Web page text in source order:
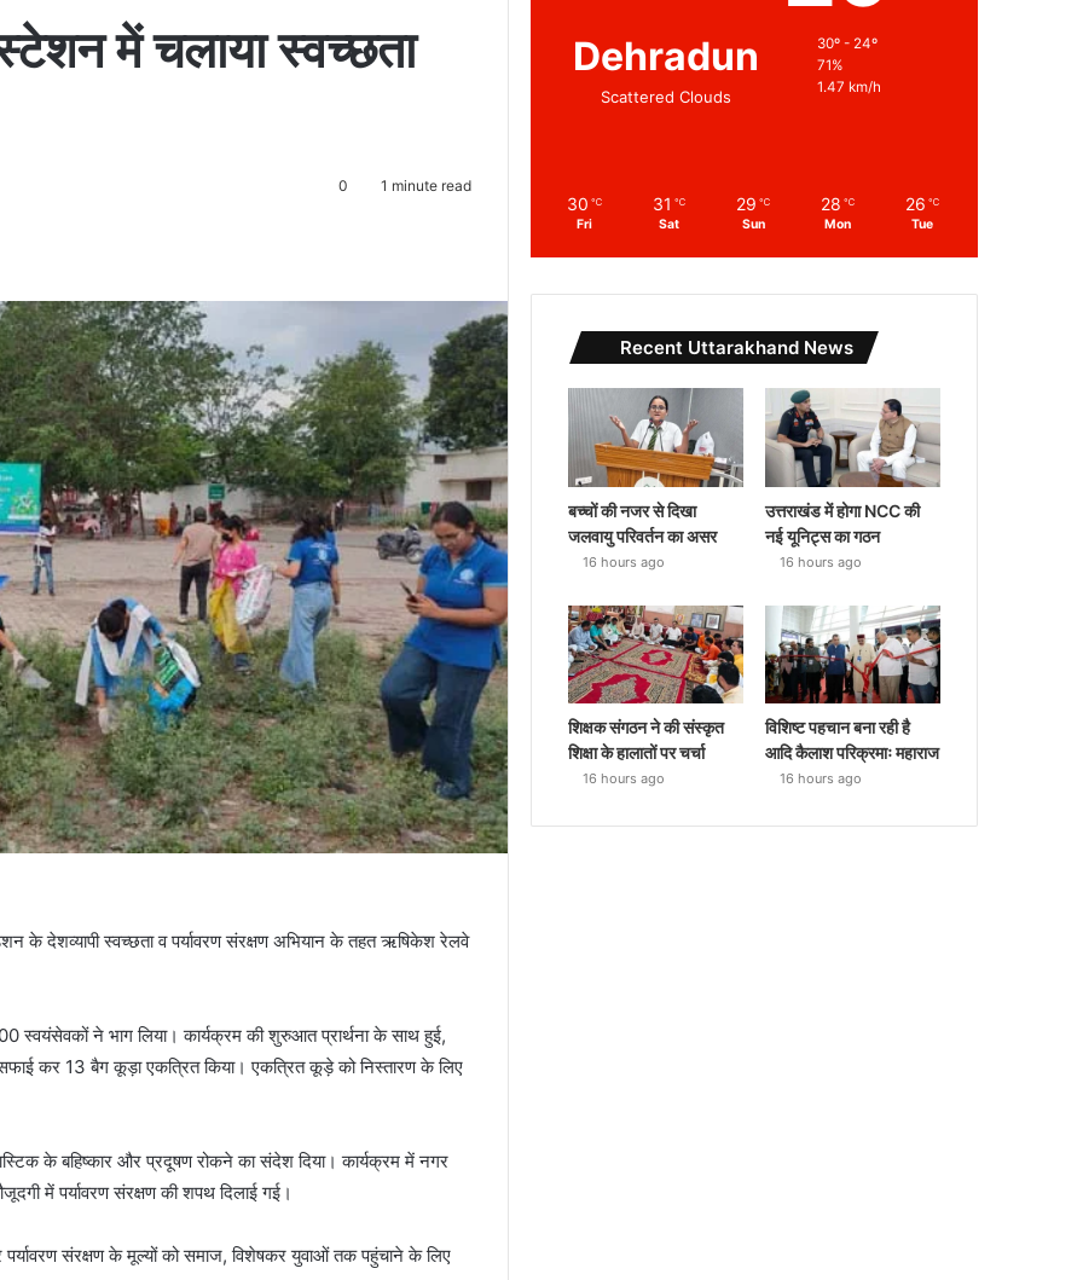
में चलाया स्वच्छता
0 1 minute read
के देशव्यापी स्वच्छता व पर्यावरण संरक्षण अभियान के तहत ऋषिकेश रेलवे
ने भाग लिया। कार्यक्रम की शुरुआत प्रार्थना के साथ हुई,
कर 13 बैग कूड़ा एकत्रित किया। एकत्रित कूड़े को निस्तारण के लिए
के बहिष्कार और प्रदूषण रोकने का संदेश दिया। कार्यक्रम में नगर
में पर्यावरण संरक्षण की शपथ दिलाई गई।
संरक्षण के मूल्यों को समाज, विशेषकर युवाओं तक पहुंचाने के लिए
Dehradun
Scattered Clouds
30º - 24º
71%
1.47 km/h
30 ℃
Fri
31 ℃
Sat
29 ℃
Sun
28 ℃
Mon
26 ℃
Tue
Recent Uttarakhand News
बच्चों की नजर से दिखा
जलवायु परिवर्तन का असर
16 hours ago
उत्तराखंड में होगा NCC की
नई यूनिट्स का गठन
16 hours ago
शिक्षक संगठन ने की संस्कृत
शिक्षा के हालातों पर चर्चा
16 hours ago
विशिष्ट पहचान बना रही है
आदि कैलाश परिक्रमाः महाराज
16 hours ago